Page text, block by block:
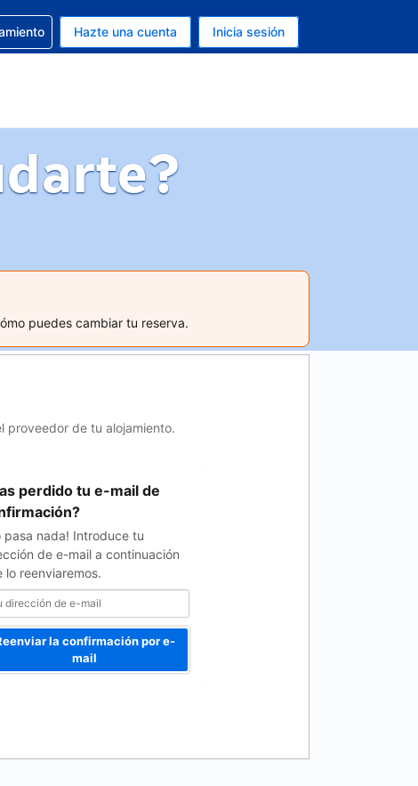
Dólar de EEUU
Tu idioma actual es Español
la reservaHazte una cuenta Inicia sesión
puedes cambiar tu reserva.
proveedor de tu alojamiento.
perdido tu e-mail de
pasa nada! Introduce tu
de e-mail a continuación
lo reenviaremos.
la confirmación por e-
mail